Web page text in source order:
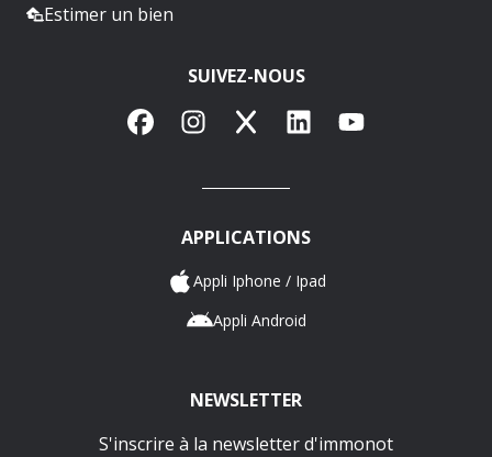
Estimer un bien
SUIVEZ-NOUS
FacebookInstagram
X LinkedInYouTube
APPLICATIONS
Appli Iphone / Ipad
Appli Android
NEWSLETTER
S'inscrire à la newsletter d'immonot